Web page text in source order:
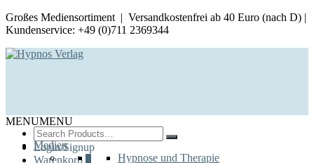
Großes Mediensortiment | Versandkostenfrei ab 40 Euro (nach D) |
Kundenservice: +49 (0)711 2369344
Search
for:
Login/Signup
Warenkorb
MENUMENU
Medien
Hypnose und Therapie